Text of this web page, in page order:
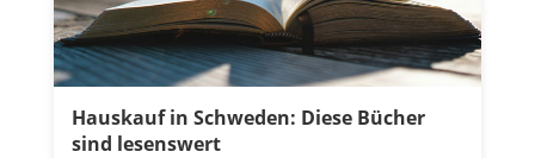
Hauskauf in Schweden: Diese Bücher
sind lesenswert